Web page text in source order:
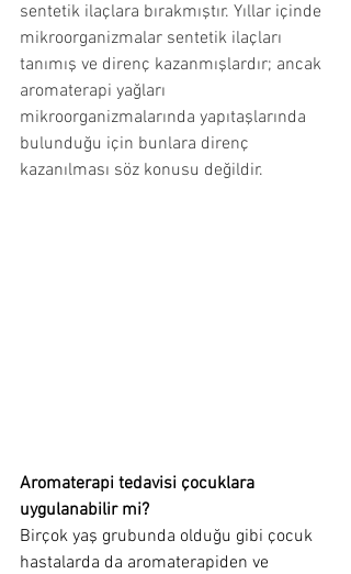
sentetik ilaçlara bırakmıştır. Yıllar içinde
mikroorganizmalar sentetik ilaçları
tanımış ve direnç kazanmışlardır; ancak
aromaterapi yağları
mikroorganizmalarında yapıtaşlarında
bulunduğu için bunlara direnç
kazanılması söz konusu değildir.
Aromaterapi tedavisi çocuklara
uygulanabilir mi?
Birçok yaş grubunda olduğu gibi çocuk
hastalarda da aromaterapiden ve